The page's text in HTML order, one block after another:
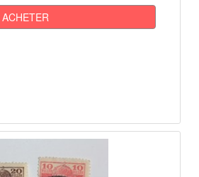
ACHETER